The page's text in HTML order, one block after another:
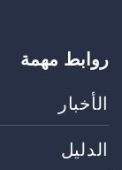
روابط مهمة
الأخبار
الدليل